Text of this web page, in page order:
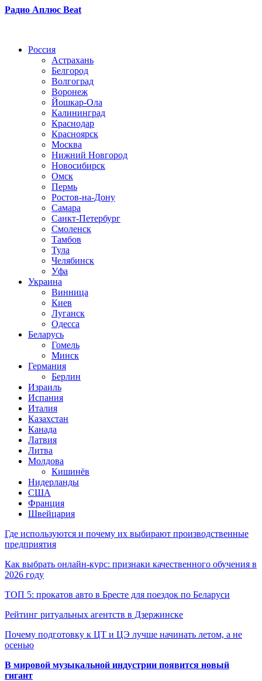
Радио Аплюс Beat
Россия
Астрахань
Белгород
Волгоград
Воронеж
Йошкар-Ола
Калининград
Краснодар
Красноярск
Москва
Нижний Новгород
Новосибирск
Омск
Пермь
Ростов-на-Дону
Самара
Санкт-Петербург
Смоленск
Тамбов
Тула
Челябинск
Уфа
Украина
Винница
Киев
Луганск
Одесса
Беларусь
Гомель
Минск
Германия
Берлин
Израиль
Испания
Италия
Казахстан
Канада
Латвия
Литва
Молдова
Кишинёв
Нидерланды
США
Франция
Швейцария
Где используются и почему их выбирают производственные
предприятия
Как выбрать онлайн-курс: признаки качественного обучения в
2026 году
ТОП 5: прокатов авто в Бресте для поездок по Беларуси
Рейтинг ритуальных агентств в Дзержинске
Почему подготовку к ЦТ и ЦЭ лучше начинать летом, а не
осенью
В мировой музыкальной индустрии появится новый
гигант